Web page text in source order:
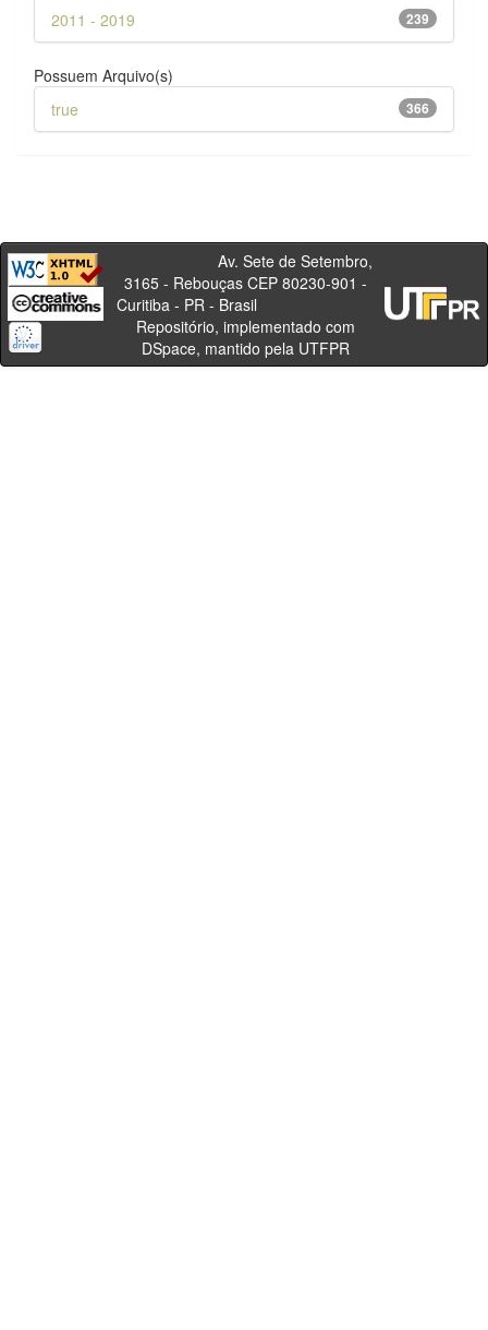
239
2011 - 2019
Possuem Arquivo(s)
366
true
Av. Sete de Setembro,
3165 - Rebouças CEP 80230-901 -
Curitiba - PR - Brasil
Repositório, implementado com
DSpace, mantido pela UTFPR